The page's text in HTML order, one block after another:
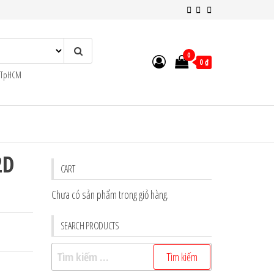
0
0 ₫
CART
Chưa có sản phẩm trong giỏ hàng.
SEARCH PRODUCTS
Tìm
kiếm